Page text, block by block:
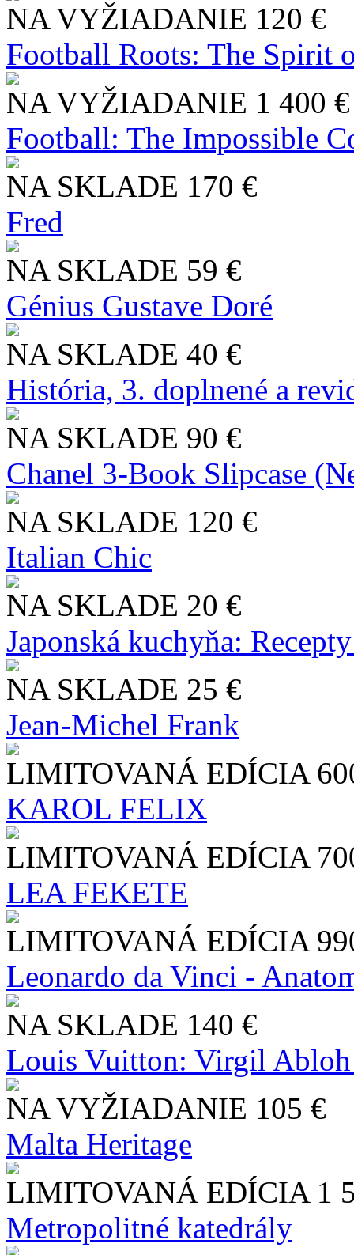
NA VYŽIADANIE 120 €
Football Roots: The Spirit
NA VYŽIADANIE 1 400 €
Football: The Impossible
NA SKLADE 170 €
Fred
NA SKLADE 59 €
Génius Gustave Doré
NA SKLADE 40 €
História, 3. doplnené a
NA SKLADE 90 €
Chanel 3-Book Slipcase
NA SKLADE 120 €
Italian Chic
NA SKLADE 20 €
Japonská kuchyňa:
NA SKLADE 25 €
Jean-Michel Frank
LIMITOVANÁ EDÍCIA
KAROL FELIX
LIMITOVANÁ EDÍCIA
LEA FEKETE
LIMITOVANÁ EDÍCIA
Leonardo da Vinci -
NA SKLADE 140 €
Louis Vuitton: Virgil
NA VYŽIADANIE 105 €
Malta Heritage
LIMITOVANÁ EDÍCIA 1
Metropolitné katedrály